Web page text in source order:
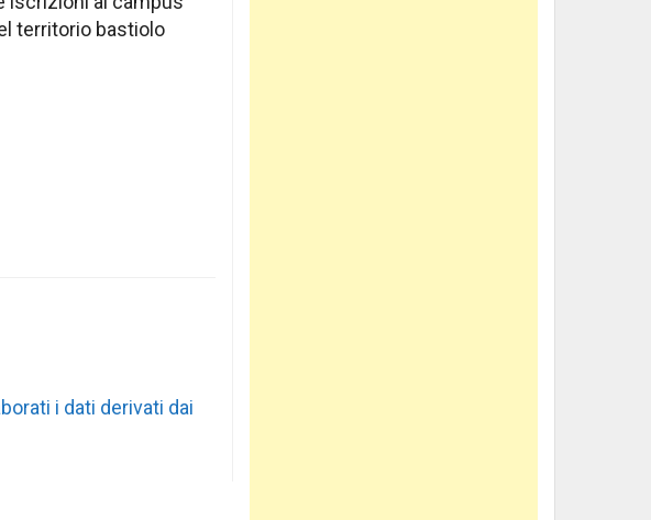
territorio bastiolo
i dati derivati dai